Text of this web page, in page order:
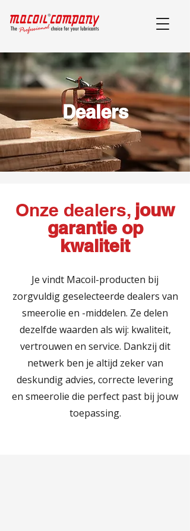
Dealers
Onze dealers, jouw
garantie op
kwaliteit
Je vindt Macoil-producten bij
zorgvuldig geselecteerde dealers van
smeerolie en -middelen. Ze delen
dezelfde waarden als wij: kwaliteit,
vertrouwen en service. Dankzij dit
netwerk ben je altijd zeker van
deskundig advies, correcte levering
en smeerolie die perfect past bij jouw
toepassing.